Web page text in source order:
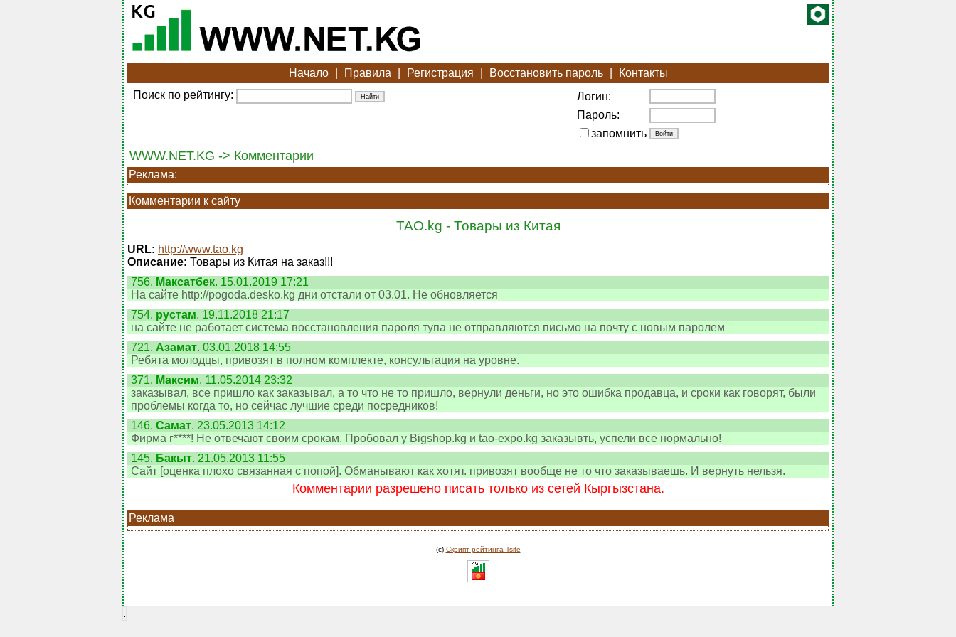
Начало Правила Регистрация Восстановить пароль
Контакты
Поиск по рейтингу:
Логин:
Пароль:
запомнить
WWW.NET.KG -> Комментарии
Реклама:
Комментарии к сайту
TAO.kg - Товары из Китая
URL: http://www.tao.kg
Описание: Товары из Китая на заказ!!!
756. Максатбек. 15.01.2019 17:21
На сайте http://pogoda.desko.kg дни отстали от 03.01. Не обновляется
754. рустам. 19.11.2018 21:17
на сайте не работает система восстановления пароля тупа не отправляются письмо на почту с новым паролем
721. Азамат. 03.01.2018 14:55
Ребята молодцы, привозят в полном комплекте, консультация на уровне.
371. Максим. 11.05.2014 23:32
заказывал, все пришло как заказывал, а то что не то пришло, вернули деньги, но это ошибка продавца, и сроки как говорят, были
проблемы когда то, но сейчас лучшие среди посредников!
146. Самат. 23.05.2013 14:12
Фирма г****! Не отвечают своим срокам. Пробовал у Bigshop.kg и tao-expo.kg заказывть, успели все нормально!
145. Бакыт. 21.05.2013 11:55
Сайт [оценка плохо связанная с попой]. Обманывают как хотят. привозят вообще не то что заказываешь. И вернуть нельзя.
Комментарии разрешено писать только из сетей Кыргызстана.
Реклама
(c) Скрипт рейтинга Tsite
.